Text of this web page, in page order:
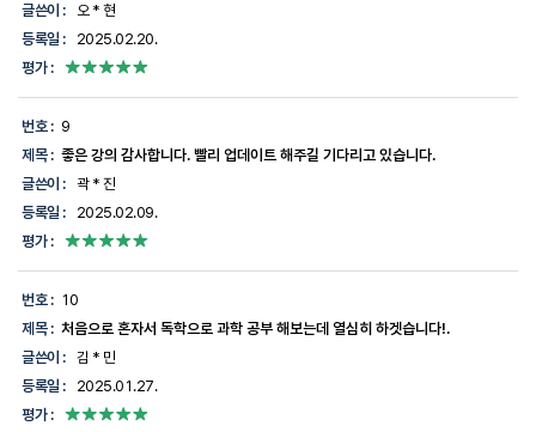
글쓴이 :
오 * 현
등록일 :
2025.02.20.
평가 :
번호 : 9
제목 :
좋은 강의 감사합니다. 빨리 업데이트 해주길 기다리고 있습니다.
글쓴이 :
곽 * 진
등록일 :
2025.02.09.
평가 :
번호 : 10
제목 : 처음으로 혼자서 독학으로 과학 공부 해보는데 열심히 하겟습니다!.
글쓴이 :
김 * 민
등록일 :
2025.01.27.
평가 :